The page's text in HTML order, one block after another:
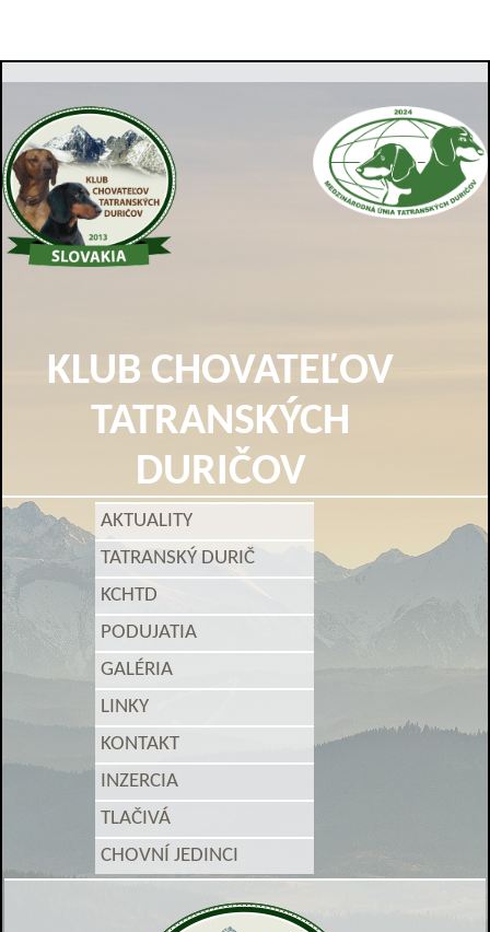
KLUB CHOVATEĽOV
TATRANSKÝCH
DURIČOV
AKTUALITY
TATRANSKÝ DURIČ
KCHTD
PODUJATIA
GALÉRIA
LINKY
KONTAKT
INZERCIA
TLAČIVÁ
CHOVNÍ JEDINCI